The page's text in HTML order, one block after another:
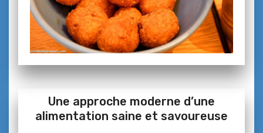
Une approche moderne d’une
alimentation saine et savoureuse